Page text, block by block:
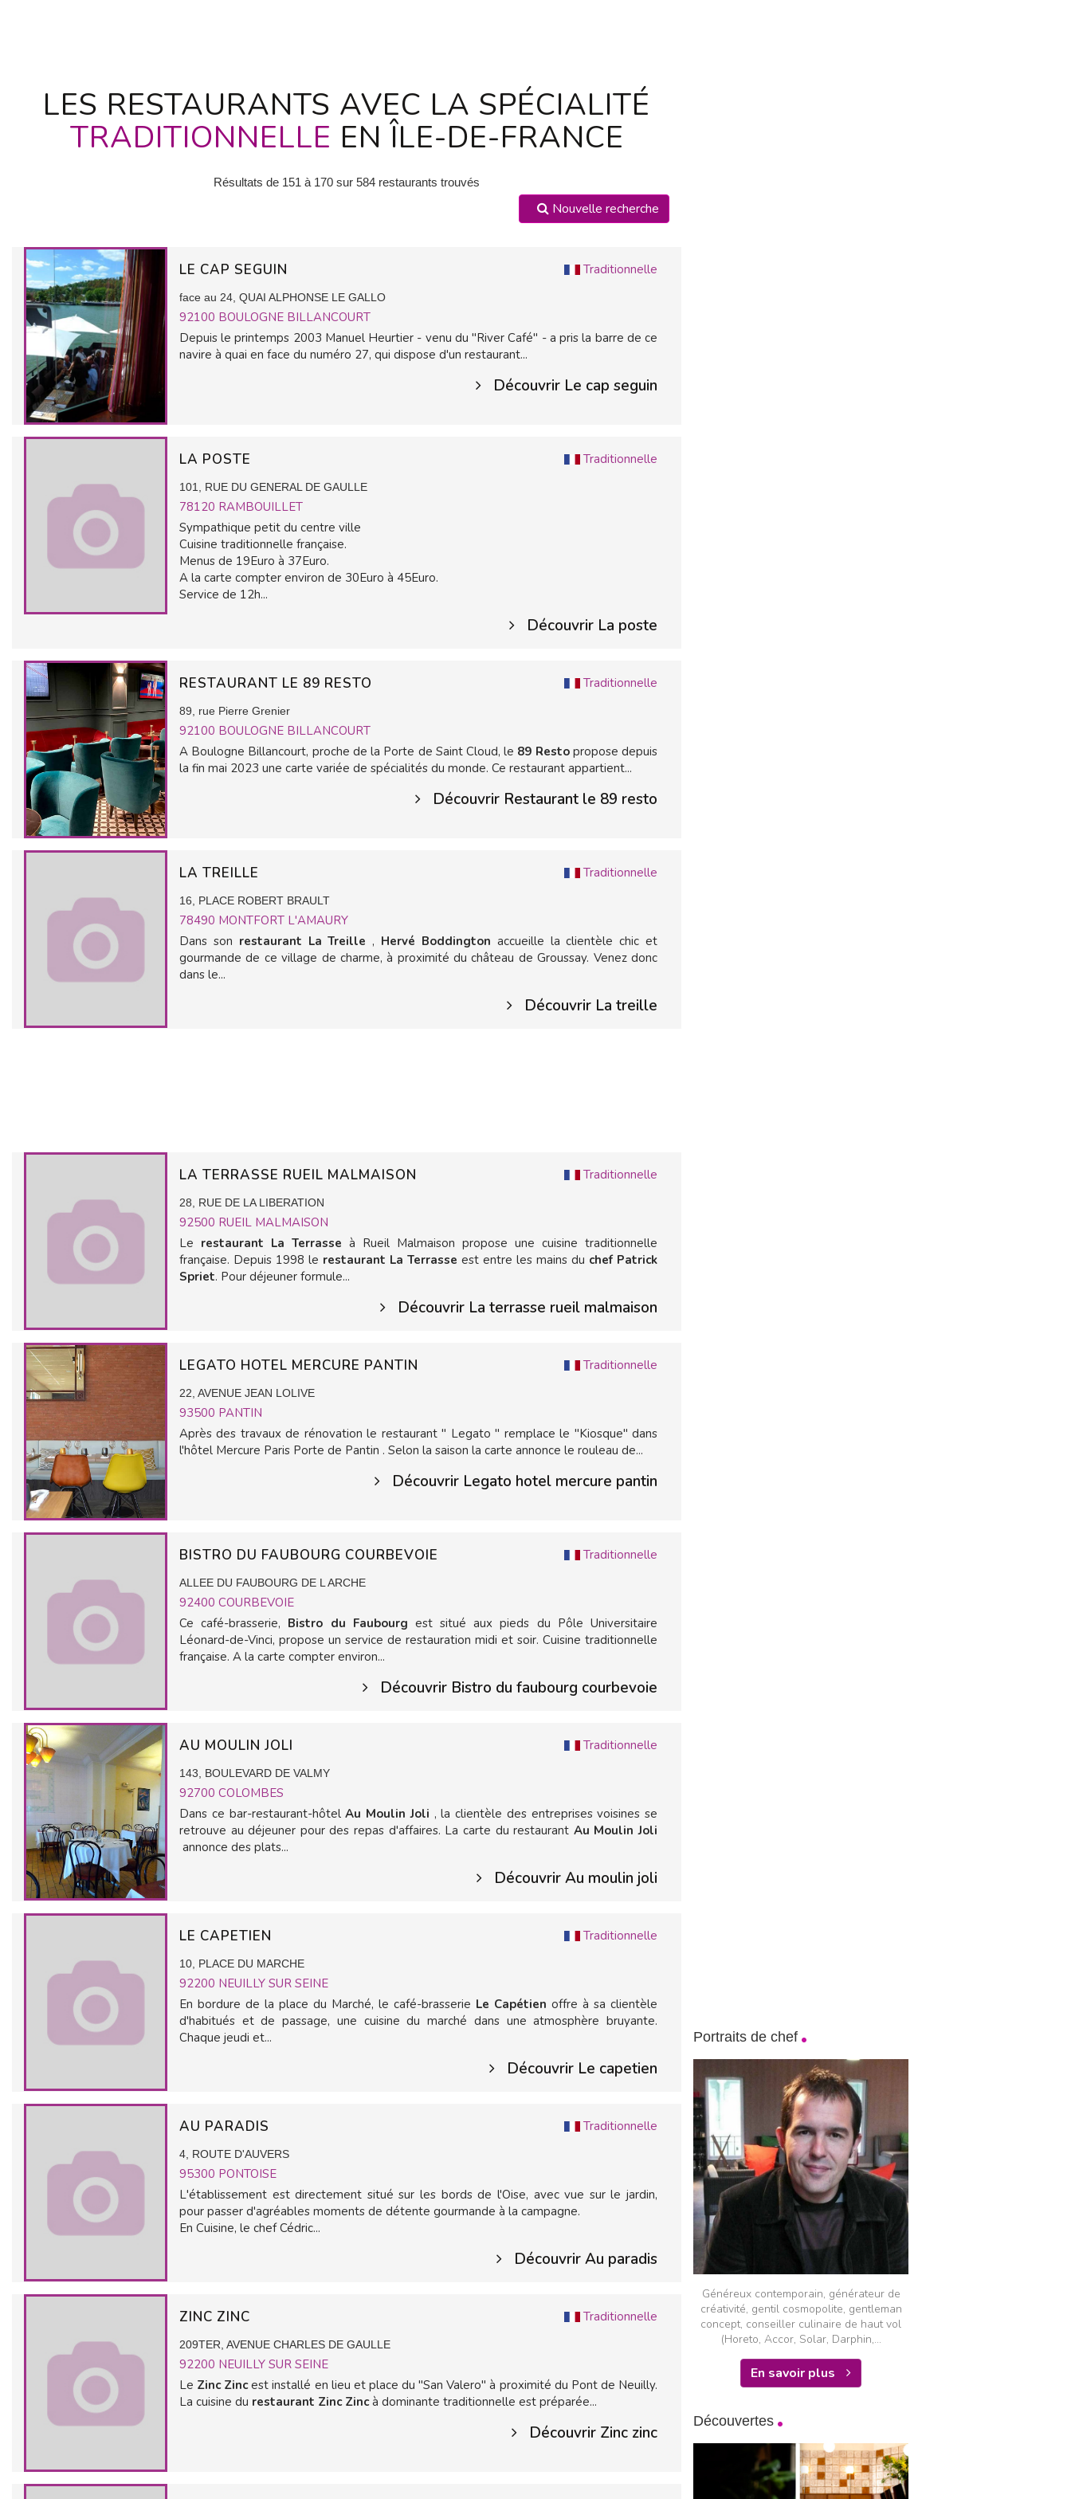
LES RESTAURANTS AVEC LA SPÉCIALITÉ
TRADITIONNELLE EN ÎLE-DE-FRANCE
Résultats de 151 à 170 sur 584 restaurants trouvés
Nouvelle recherche
Traditionnelle
LE CAP SEGUIN
face au 24, QUAI ALPHONSE LE GALLO
92100 BOULOGNE BILLANCOURT
Depuis le printemps 2003 Manuel Heurtier - venu du "River Café" - a pris la barre de ce
navire à quai en face du numéro 27, qui dispose d'un restaurant...
Découvrir Le cap seguin
Traditionnelle
LA POSTE
101, RUE DU GENERAL DE GAULLE
78120 RAMBOUILLET
Sympathique petit du centre ville
Cuisine traditionnelle française.
Menus de 19Euro à 37Euro.
A la carte compter environ de 30Euro à 45Euro.
Service de 12h...
Découvrir La poste
Traditionnelle
RESTAURANT LE 89 RESTO
89, rue Pierre Grenier
92100 BOULOGNE BILLANCOURT
A Boulogne Billancourt, proche de la Porte de Saint Cloud, le 89 Resto propose depuis
la fin mai 2023 une carte variée de spécialités du monde. Ce restaurant appartient...
Découvrir Restaurant le 89 resto
Traditionnelle
LA TREILLE
16, PLACE ROBERT BRAULT
78490 MONTFORT L'AMAURY
Dans son restaurant La Treille , Hervé Boddington accueille la clientèle chic et
gourmande de ce village de charme, à proximité du château de Groussay. Venez donc
dans le...
Découvrir La treille
Traditionnelle
LA TERRASSE RUEIL MALMAISON
28, RUE DE LA LIBERATION
92500 RUEIL MALMAISON
Le restaurant La Terrasse à Rueil Malmaison propose une cuisine traditionnelle
française. Depuis 1998 le restaurant La Terrasse est entre les mains du chef Patrick
Spriet. Pour déjeuner formule...
Découvrir La terrasse rueil malmaison
Traditionnelle
LEGATO HOTEL MERCURE PANTIN
22, AVENUE JEAN LOLIVE
93500 PANTIN
Après des travaux de rénovation le restaurant " Legato " remplace le "Kiosque" dans
l'hôtel Mercure Paris Porte de Pantin . Selon la saison la carte annonce le rouleau de...
Découvrir Legato hotel mercure pantin
Traditionnelle
BISTRO DU FAUBOURG COURBEVOIE
ALLEE DU FAUBOURG DE L ARCHE
92400 COURBEVOIE
Ce café-brasserie, Bistro du Faubourg est situé aux pieds du Pôle Universitaire
Léonard-de-Vinci, propose un service de restauration midi et soir. Cuisine traditionnelle
française. A la carte compter environ...
Découvrir Bistro du faubourg courbevoie
Traditionnelle
AU MOULIN JOLI
143, BOULEVARD DE VALMY
92700 COLOMBES
Dans ce bar-restaurant-hôtelAu Moulin Joli , la clientèle des entreprises voisines se
retrouve au déjeuner pour des repas d'affaires. La carte du restaurant Au Moulin Joli
annonce des plats...
Découvrir Au moulin joli
Traditionnelle
LE CAPETIEN
10, PLACE DU MARCHE
92200 NEUILLY SUR SEINE
En bordure de la place du Marché, le café-brasserie Le Capétien offre à sa clientèle
d'habitués et de passage, une cuisine du marché dans une atmosphère bruyante.
Chaque jeudi et...
Découvrir Le capetien
Traditionnelle
AU PARADIS
4, ROUTE D'AUVERS
95300 PONTOISE
L'établissement est directement situé sur les bords de l'Oise, avec vue sur le jardin,
pour passer d'agréables moments de détente gourmande à la campagne.
En Cuisine, le chef Cédric...
Découvrir Au paradis
Traditionnelle
ZINC ZINC
209TER, AVENUE CHARLES DE GAULLE
92200 NEUILLY SUR SEINE
Le Zinc Zincest installé en lieu et place du "San Valero" à proximité du Pont de Neuilly.
La cuisine du restaurant Zinc Zincà dominante traditionnelle est préparée...
Découvrir Zinc zinc
Portraits de chef
Généreux contemporain, générateur de
créativité, gentil cosmopolite, gentleman
concept, conseiller culinaire de haut vol
(Horeto, Accor, Solar, Darphin,...
En savoir plus
Découvertes